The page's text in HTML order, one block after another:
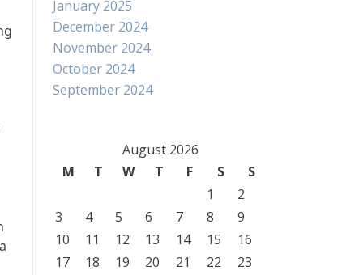
January 2025
December 2024
November 2024
October 2024
September 2024
August 2026
M
T W T F S
S
1
2
3
4 5 6 7 8
9
10
11 12 13 14 15
16
17
18 19 20 21 22
23